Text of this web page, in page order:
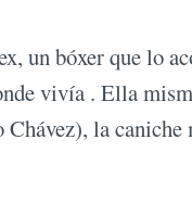
un bóxer que lo
vivía . Ella
Chávez), la